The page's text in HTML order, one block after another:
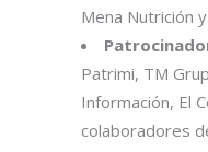
Mena Nutrición
Patrimi, TM
Información, El
colaboradores